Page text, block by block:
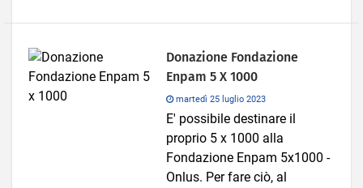
Donazione Fondazione
Enpam 5 X 1000
martedì 25 luglio 2023
E' possibile destinare il
proprio 5 x 1000 alla
Fondazione Enpam 5x1000 -
Onlus. Per fare ciò, al